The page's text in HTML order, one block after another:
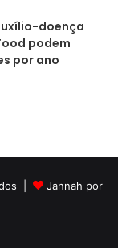
doença
podem
por ano
|
Jannah por